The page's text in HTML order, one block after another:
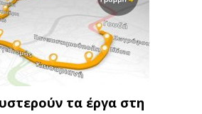
τα έργα στη